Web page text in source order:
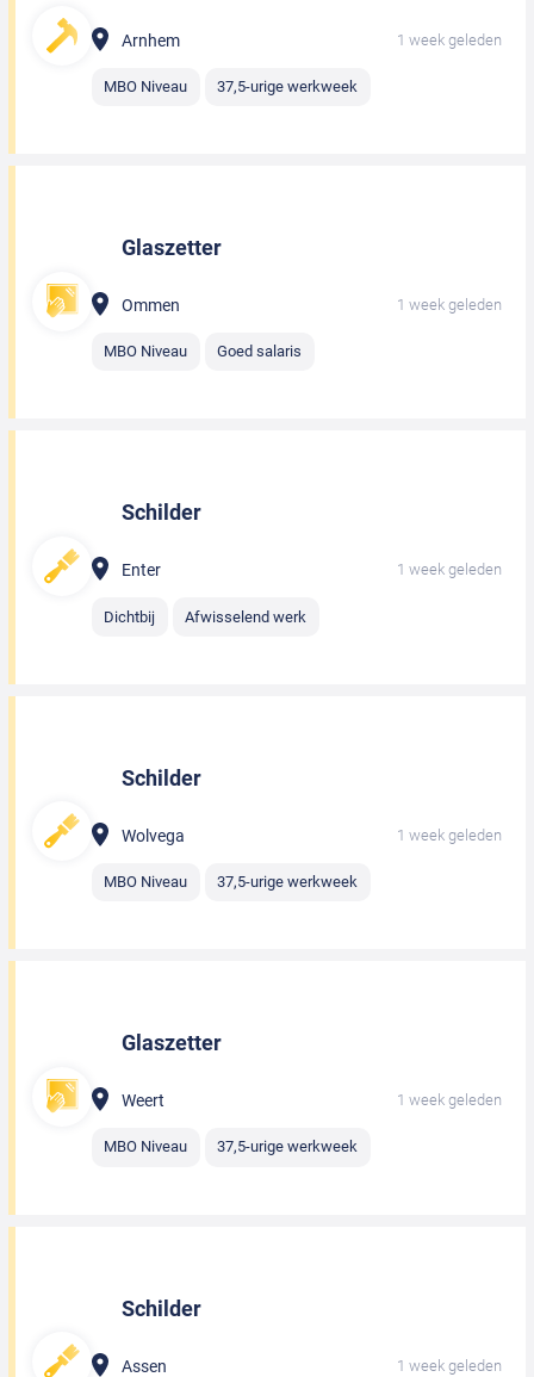
Arnhem 1 week geleden
MBO Niveau 37,5-urige werkweek
Glaszetter
Ommen 1 week geleden
MBO Niveau Goed salaris
Schilder
Enter 1 week geleden
Dichtbij Afwisselend werk
Schilder
Wolvega 1 week geleden
MBO Niveau 37,5-urige werkweek
Glaszetter
Weert 1 week geleden
MBO Niveau 37,5-urige werkweek
Schilder
Assen 1 week geleden